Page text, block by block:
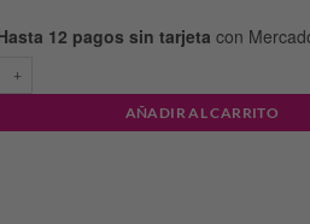
12 pagos sin tarjeta con
A - ABSORCION 1 MINUTO SPRAY
AÑADIR AL CARRITO